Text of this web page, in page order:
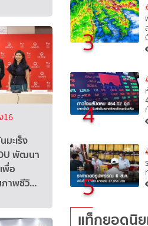
16
ะเร็ง
พัฒนา
พื่อ
าพชีวิ…
3
4
5
แท็กยอดนิ